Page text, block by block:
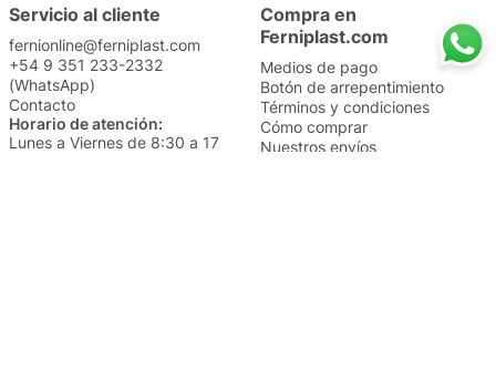
Servicio al cliente
fernionline@ferniplast.com
+54 9 351 233-2332
(WhatsApp)
Contacto
Horario de atención:
Lunes a Viernes de 8:30 a 17
Compra en
Ferniplast.com
Medios de pago
Botón de arrepentimiento
Términos y condiciones
Cómo comprar
Nuestros envíos